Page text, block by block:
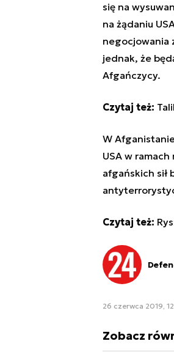
się na
na żądaniu
negocjowania
jednak, że
Afgańczycy.
Czytaj też:
W
USA w
afgańskich sił
Czytaj też:
26 czerwca 2019,
Zobacz